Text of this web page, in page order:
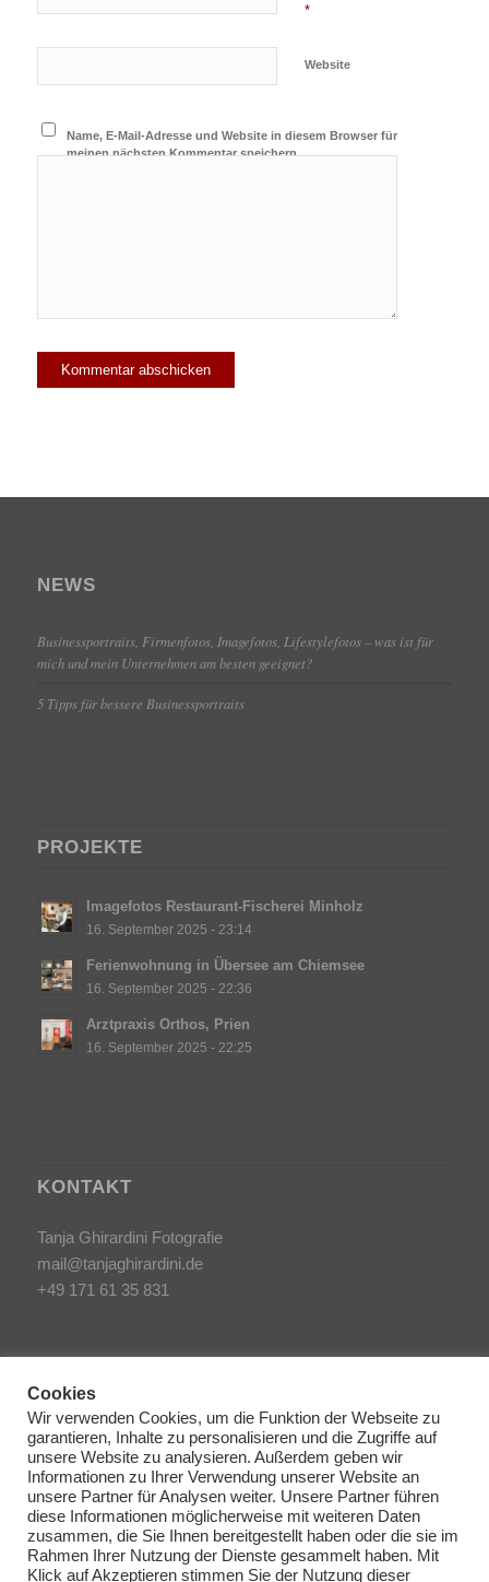
*
Website
Name, E-Mail-Adresse und Website in diesem Browser für
meinen nächsten Kommentar speichern.
NEWS
Businessportraits, Firmenfotos, Imagefotos, Lifestylefotos – was ist für
mich und mein Unternehmen am besten geeignet?
5 Tipps für bessere Businessportraits
PROJEKTE
Imagefotos Restaurant-Fischerei Minholz
16. September 2025 - 23:14
Ferienwohnung in Übersee am Chiemsee
16. September 2025 - 22:36
Arztpraxis Orthos, Prien
16. September 2025 - 22:25
KONTAKT
Tanja Ghirardini Fotografie
mail@tanjaghirardini.de
+49 171 61 35 831
SONSTIGES
AGB/Impressum
Haftungsausschluss
Datenschutzerklärung
Cookies
Wir verwenden Cookies, um die Funktion der Webseite zu
garantieren, Inhalte zu personalisieren und die Zugriffe auf
unsere Website zu analysieren. Außerdem geben wir
Informationen zu Ihrer Verwendung unserer Website an
unsere Partner für Analysen weiter. Unsere Partner führen
diese Informationen möglicherweise mit weiteren Daten
zusammen, die Sie Ihnen bereitgestellt haben oder die sie im
Rahmen Ihrer Nutzung der Dienste gesammelt haben. Mit
Klick auf Akzeptieren stimmen Sie der Nutzung dieser